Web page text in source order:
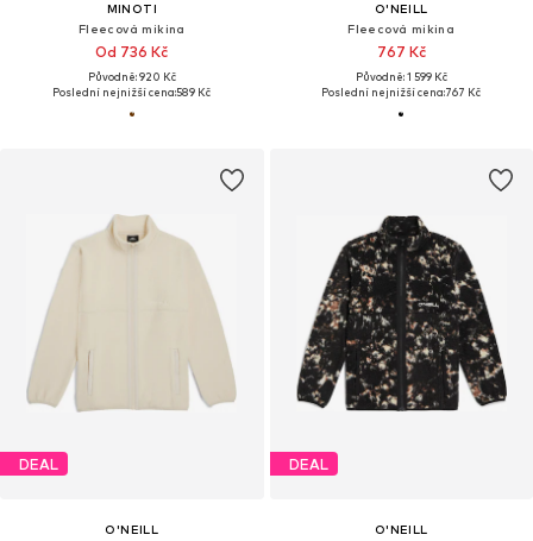
MINOTI
Fleecová mikina
Od 736 Kč
Původně: 920 Kč
Poslední nejnižší cena:589 Kč
O'NEILL
Fleecová mikina
767 Kč
Původně: 1 599 Kč
Poslední nejnižší cena:767 Kč
DEAL
O'NEILL
DEAL
O'NEILL